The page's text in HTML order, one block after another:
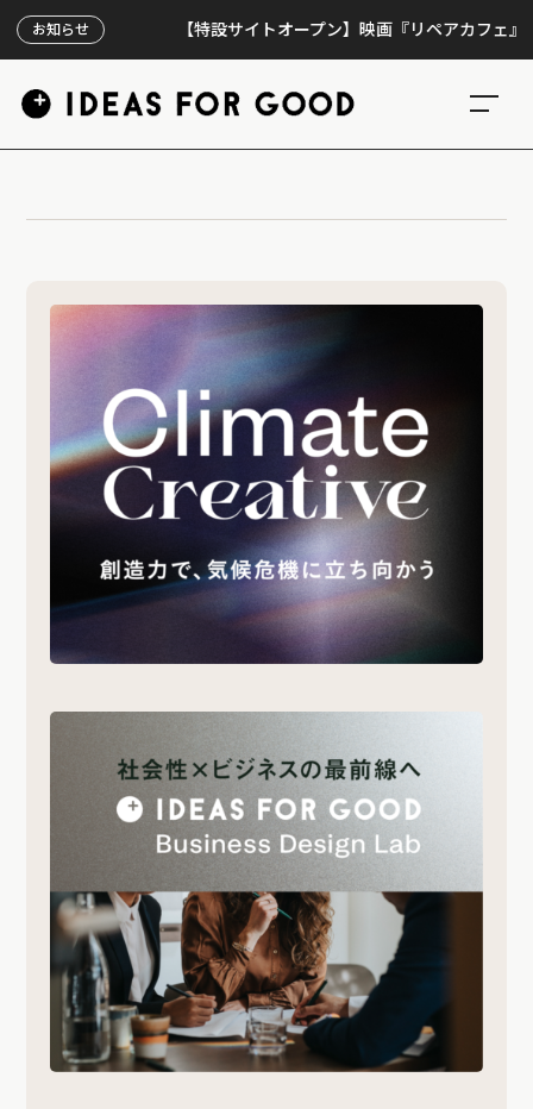
お知らせ 【特設サイトオープン】映画『リペアカフェ』、上